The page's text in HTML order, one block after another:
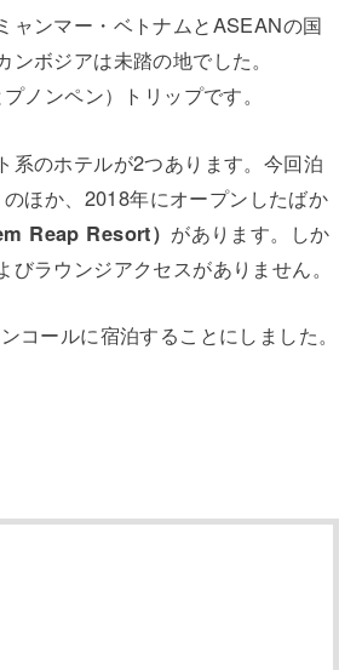
ャンマー・ベトナムとASEANの国
ボジアは未踏の地でした。
ノンペン）トリップです。
系のホテルが2つあります。今回泊
のほか、2018年にオープンしたばか
Reap Resort） があります。しか
ラウンジアクセスがありません。
ールに宿泊することにしました。